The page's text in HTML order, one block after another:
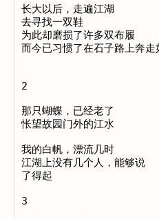
长大以后，走遍江湖
去寻找一双鞋
为此却磨损了许多双布履
而今已习惯了在石子路上奔走
2
那只蝴蝶，已经老了
怅望故园门外的江水
我的白帆，漂流几时
江湖上没有几个人，能够说
了得起
3